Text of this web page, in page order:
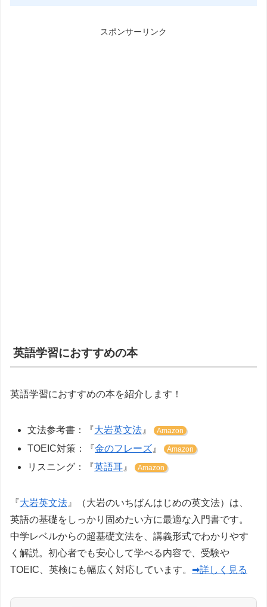
スポンサーリンク
英語学習におすすめの本
英語学習におすすめの本を紹介します！
文法参考書：『大岩英文法 』 Amazon
TOEIC対策：『金のフレーズ 』 Amazon
リスニング：『英語耳 』 Amazon
『大岩英文法 』（大岩のいちばんはじめの英文法）は、
英語の基礎をしっかり固めたい方に最適な入門書です。
中学レベルからの超基礎文法を、講義形式でわかりやす
く解説。初心者でも安心して学べる内容で、受験や
TOEIC、英検にも幅広く対応しています。 ➡詳しく見る